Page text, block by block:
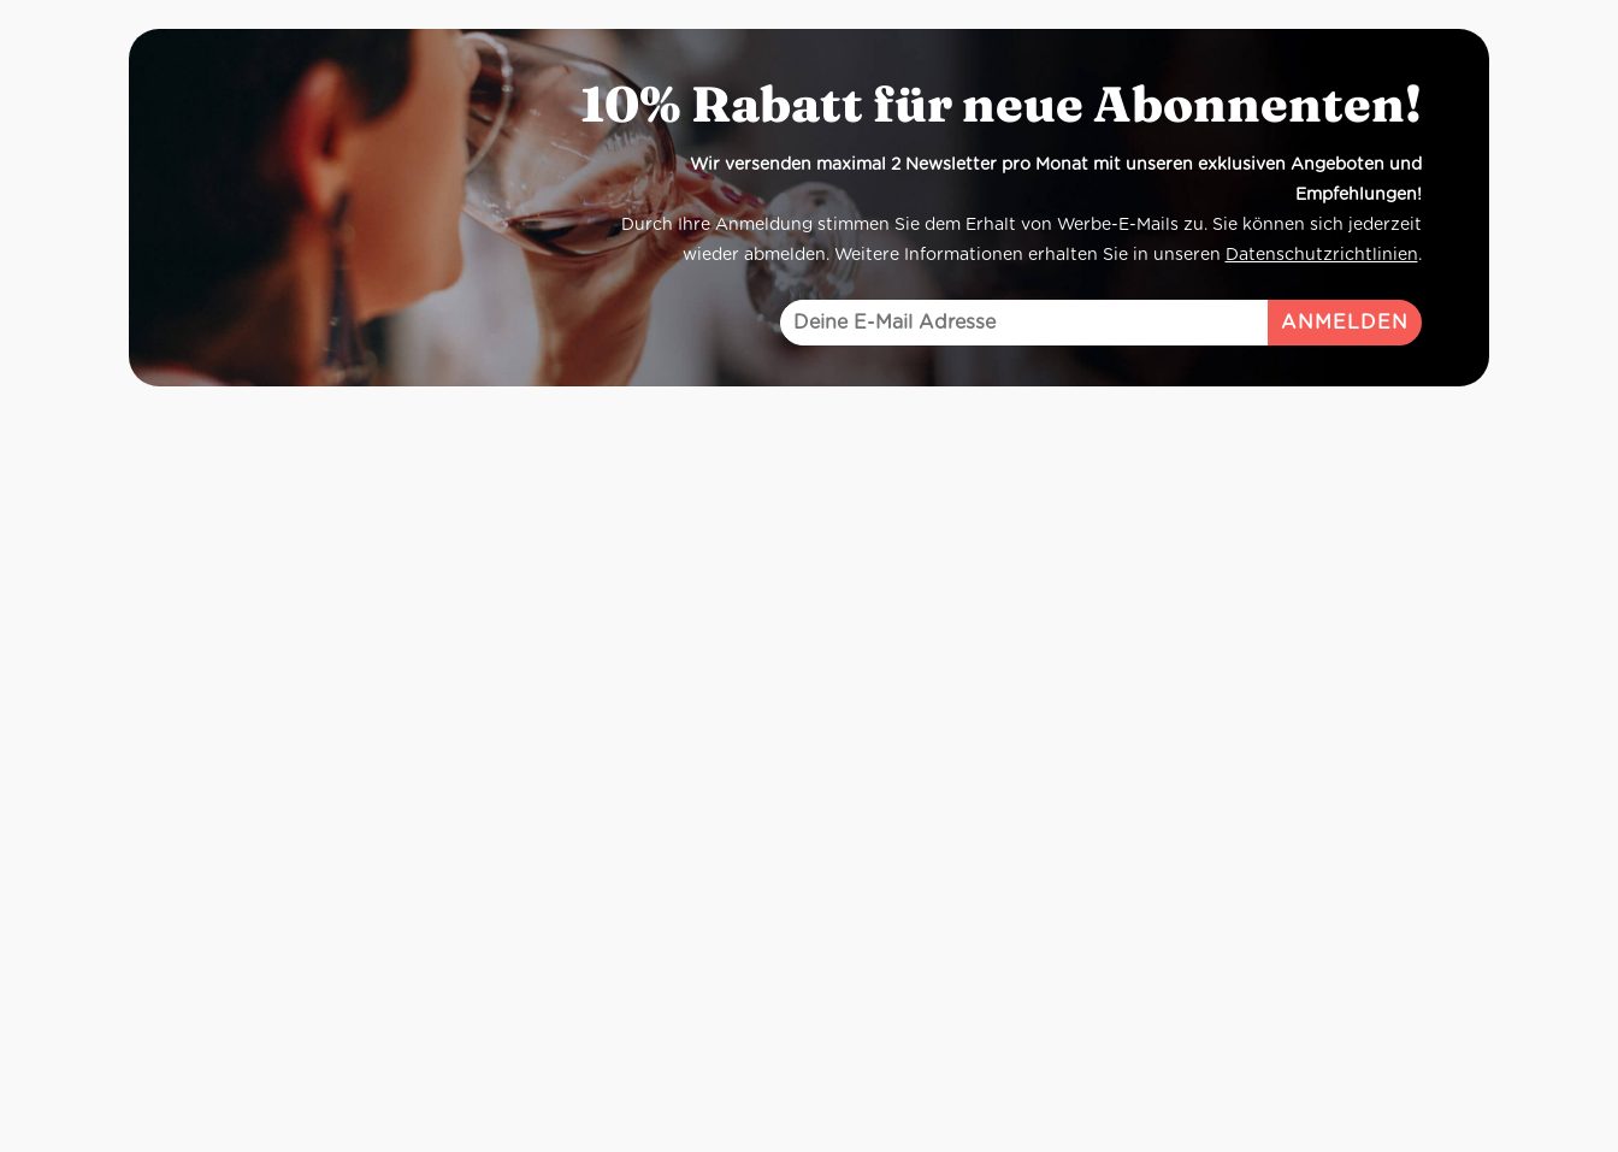
10% Rabatt für neue Abonnenten!
Wir versenden maximal 2 Newsletter pro Monat mit unseren exklusiven Angeboten und
Empfehlungen!
Durch Ihre Anmeldung stimmen Sie dem Erhalt von Werbe-E-Mails zu. Sie können sich jederzeit
wieder abmelden. Weitere Informationen erhalten Sie in unseren Datenschutzrichtlinien.